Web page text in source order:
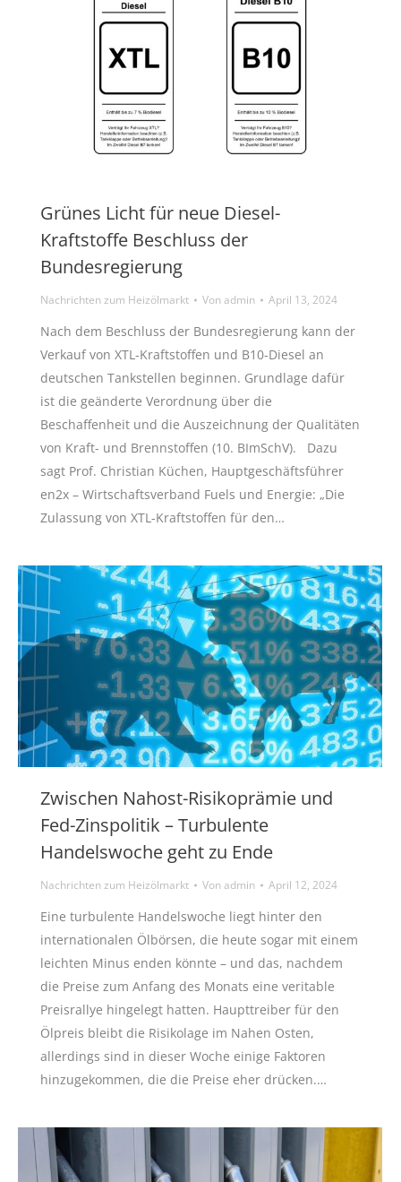
Grünes Licht für neue Diesel-
Kraftstoffe Beschluss der
Bundesregierung
Nachrichten zum Heizölmarkt Vonadmin April 13, 2024
Nach dem Beschluss der Bundesregierung kann der
Verkauf von XTL-Kraftstoffen und B10-Diesel an
deutschen Tankstellen beginnen. Grundlage dafür
ist die geänderte Verordnung über die
Beschaffenheit und die Auszeichnung der Qualitäten
von Kraft- und Brennstoffen (10. BImSchV). Dazu
sagt Prof. Christian Küchen, Hauptgeschäftsführer
en2x – Wirtschaftsverband Fuels und Energie: „Die
Zulassung von XTL-Kraftstoffen für den…
Zwischen Nahost-Risikoprämie und
Fed-Zinspolitik – Turbulente
Handelswoche geht zu Ende
Nachrichten zum Heizölmarkt Vonadmin April 12, 2024
Eine turbulente Handelswoche liegt hinter den
internationalen Ölbörsen, die heute sogar mit einem
leichten Minus enden könnte – und das, nachdem
die Preise zum Anfang des Monats eine veritable
Preisrallye hingelegt hatten. Haupttreiber für den
Ölpreis bleibt die Risikolage im Nahen Osten,
allerdings sind in dieser Woche einige Faktoren
hinzugekommen, die die Preise eher drücken.…